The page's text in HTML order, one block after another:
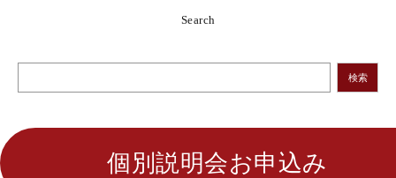
Search
検索
個別説明会お申込み